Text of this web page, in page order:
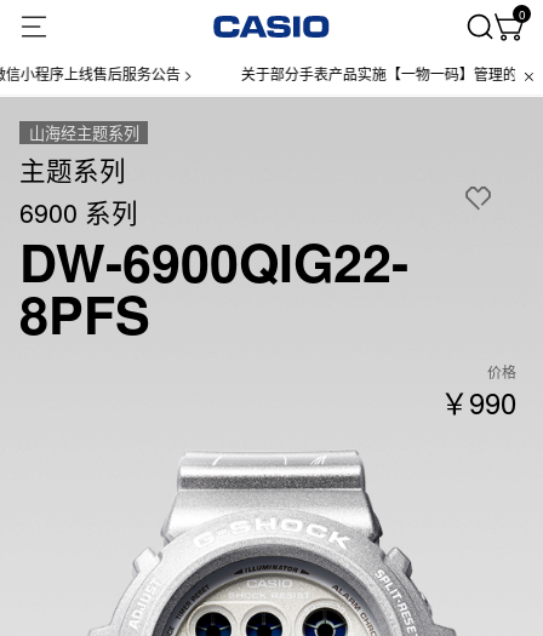
0
序上线售后服务公告 > 关于部分手表产品实施【一物一码】管理的公告 >
山海经主题系列
主题系列
6900 系列
DW-6900QIG22-
8PFS
价格
￥990